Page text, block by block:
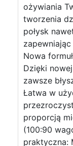
ożywiania
tworzenia
połysk
Nowa
Dzięki
zawsze
Łatwa w
proporcją
(100:90
praktyczna: